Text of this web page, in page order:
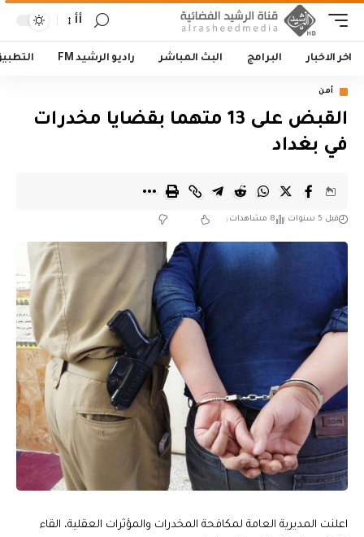
أأ
اخر الاخبار البرامج البث المباشر راديو الرشيد FM
أمن
القبض على 13 متهما بقضايا مخدرات
في بغداد
قبل 5 سنوات 8 مشاهدات
اعلنت المديرية العامة لمكافحة المخدرات والمؤثرات العقلية، القاء